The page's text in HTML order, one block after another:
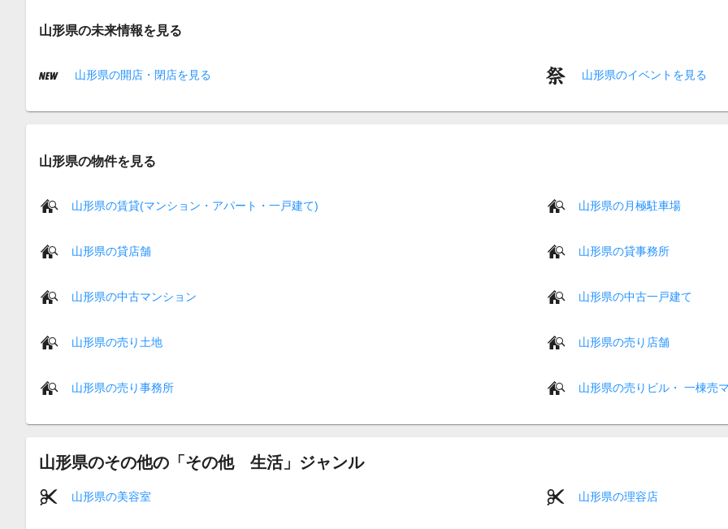
山形県の未来情報を見る
山形県の開店・閉店を見る 山形県のイベントを見る
山形県の物件を見る
山形県の賃貸(マンション・アパート・一戸建て) 山形県の月極駐車場
山形県の貸店舗 山形県の貸事務所
山形県の中古マンション 山形県の中古一戸建て
山形県の売り土地 山形県の売り店舗
山形県の売り事務所 山形県の売りビル・ 一棟売
山形県のその他の「その他 生活」ジャンル
山形県の美容室 山形県の理容店